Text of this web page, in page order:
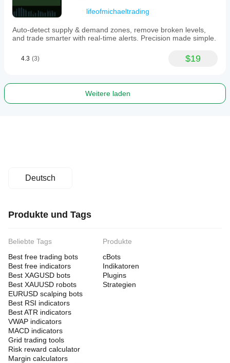
lifeofmichaeltrading
Auto-detect supply & demand zones, remove broken levels,
and trade smarter with real-time alerts. Precision made simple.
4.3 (3) $19
Weitere laden
Deutsch
Produkte und Tags
Beliebte Tags
Best free trading bots
Best free indicators
Best XAGUSD bots
Best XAUUSD robots
EURUSD scalping bots
Best RSI indicators
Best ATR indicators
VWAP indicators
MACD indicators
Grid trading tools
Risk reward calculator
Margin calculators
Produkte
cBots
Indikatoren
Plugins
Strategien